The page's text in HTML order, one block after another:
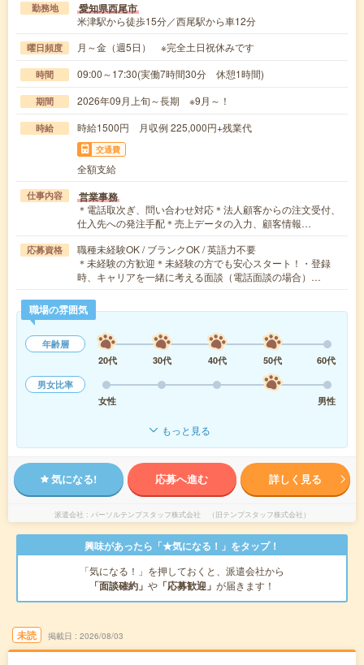
勤務地 愛知県西尾市
米津駅から徒歩15分／西尾駅から車12分
曜日頻度 月～金（週5日） ※完全土日祝休みです
時間 09:00～17:30(実働7時間30分 休憩1時間)
期間 2026年09月上旬～長期 ※9月～！
時給 時給1500円 月収例 225,000円+残業代
交通費
全額支給
仕事内容 営業事務
＊電話取次ぎ、問い合わせ対応＊法人顧客からの注文受付、
仕入先への発注手配＊売上データの入力、顧客情報…
応募資格
職種未経験OK / ブランクOK / 英語力不要
＊未経験の方歓迎＊未経験の方でも安心スタート！・登録
時、キャリアを一緒に考える面談（電話面談の場合）…
職場の雰囲気
年齢層
20代
30代 40代 50代
60代
男女比率
女性
男性
もっと見る
気になる! 応募へ進む 詳しく見る
派遣会社 パーソルテンプスタッフ株式会社 （旧テンプスタッフ株式会社）
興味があったら「★気になる！」をタップ！
「気になる！」を押しておくと、派遣会社から
「面談確約」 や 「応募歓迎」 が届きます！
未読 掲載日 2026/08/03